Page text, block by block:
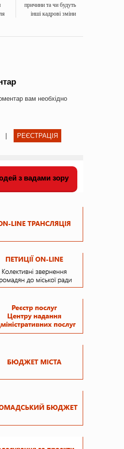
причини та чи будуть
інші кадрові зміни
вам необхідно
РЕЄСТРАЦІЯ
з вадами зору